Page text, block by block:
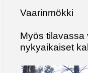
Vaarinmökki
Myös
nykyaikaiset